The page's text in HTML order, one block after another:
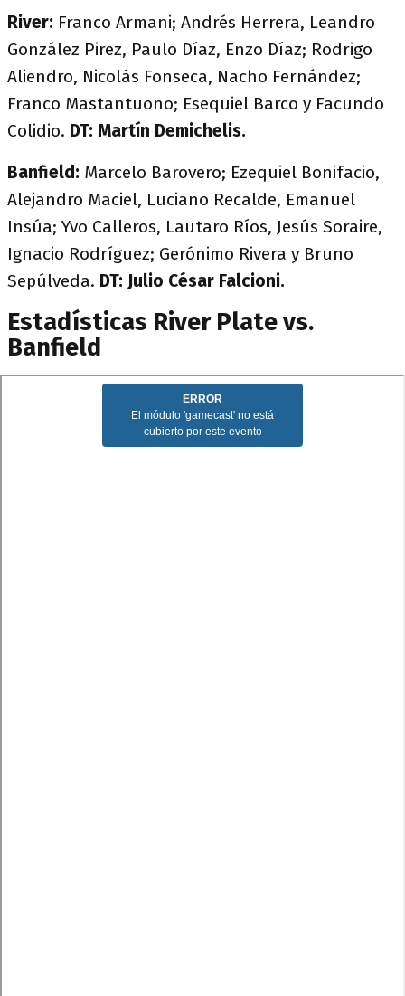
River: Franco Armani; Andrés Herrera, Leandro
González Pirez, Paulo Díaz, Enzo Díaz; Rodrigo
Aliendro, Nicolás Fonseca, Nacho Fernández;
Franco Mastantuono; Esequiel Barco y Facundo
Colidio. DT: Martín Demichelis.
Banfield: Marcelo Barovero; Ezequiel Bonifacio,
Alejandro Maciel, Luciano Recalde, Emanuel
Insúa; Yvo Calleros, Lautaro Ríos, Jesús Soraire,
Ignacio Rodríguez; Gerónimo Rivera y Bruno
Sepúlveda. DT: Julio César Falcioni.
Estadísticas River Plate vs.
Banfield